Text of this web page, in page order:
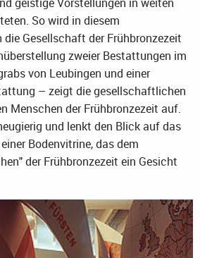
So wird in diesem
Gesellschaft der Frühbronzezeit
zweier Bestattungen im
von Leubingen und einer
– zeigt die gesellschaftlichen
Menschen der Frühbronzezeit auf.
und lenkt den Blick auf das
Bodenvitrine, das dem
der Frühbronzezeit ein Gesicht